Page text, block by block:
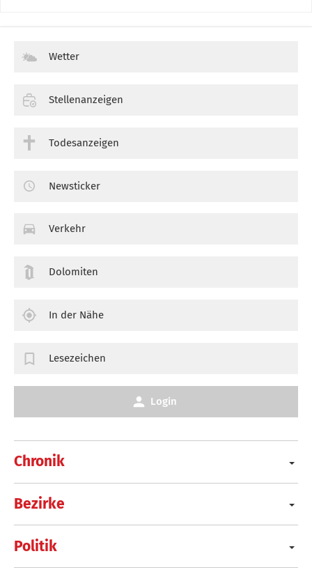
Chronik
Bezirke
Politik
Wetter
Stellenanzeigen
Todesanzeigen
Newsticker
Verkehr
Dolomiten
In der Nähe
Lesezeichen
Login